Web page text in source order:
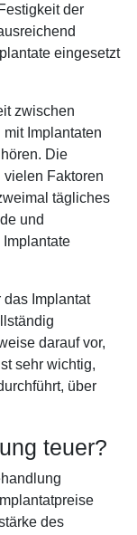
der
eingesetzt
zwischen
mit Implantaten
Die
vielen Faktoren
tägliches
und
das Implantat
darauf vor,
sehr wichtig,
über
teuer?
des